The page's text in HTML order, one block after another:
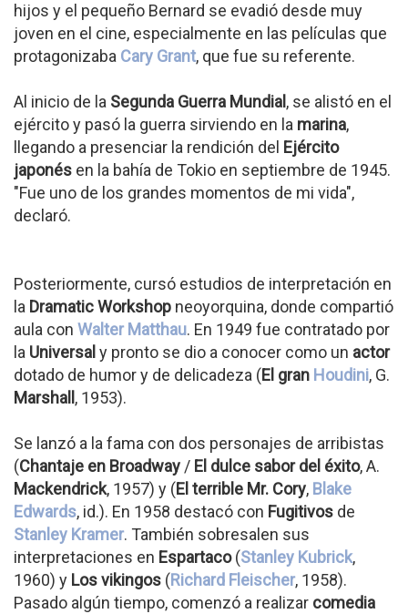
hijos y el pequeño Bernard se evadió desde muy
joven en el cine, especialmente en las películas que
protagonizaba Cary Grant, que fue su referente.
Al inicio de la Segunda Guerra Mundial , se alistó en el
ejército y pasó la guerra sirviendo en la marina,
llegando a presenciar la rendición del Ejército
japonés en la bahía de Tokio en septiembre de 1945.
"Fue uno de los grandes momentos de mi vida",
declaró.
Posteriormente, cursó estudios de interpretación en
la Dramatic Workshop neoyorquina, donde compartió
aula con Walter Matthau. En 1949 fue contratado por
la Universal y pronto se dio a conocer como un actor
dotado de humor y de delicadeza (El gran Houdini, G.
Marshall , 1953).
Se lanzó a la fama con dos personajes de arribistas
(Chantaje en Broadway / El dulce sabor del éxito, A.
Mackendrick, 1957) y (El terrible Mr. Cory, Blake
Edwards, id.). En 1958 destacó con Fugitivos de
Stanley Kramer. También sobresalen sus
interpretaciones en Espartaco(Stanley Kubrick,
1960) y Los vikingos (Richard Fleischer, 1958).
Pasado algún tiempo, comenzó a realizar comedia